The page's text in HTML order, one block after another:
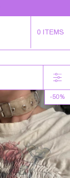
0 ITEMS
-50%